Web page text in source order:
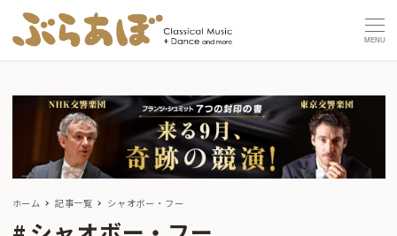
MENU
ホーム 記事一覧 シャオボー・フー